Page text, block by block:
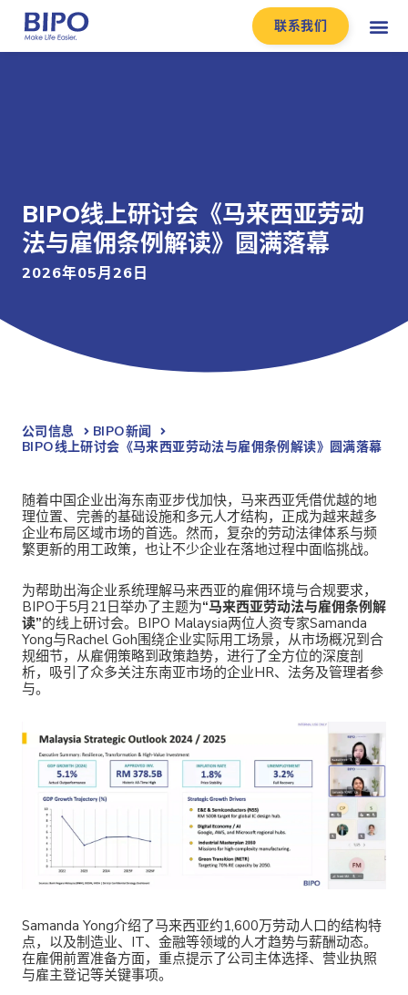
联系我们
BIPO线上研讨会《马来西亚劳动
法与雇佣条例解读》圆满落幕
2026年05月26日
公司信息
BIPO新闻​
BIPO线上研讨会《马来西亚劳动法与雇佣条例解读》圆满落幕
随着中国企业出海东南亚步伐加快，马来西亚凭借优越的地
理位置、完善的基础设施和多元人才结构，正成为越来越多
企业布局区域市场的首选。然而，复杂的劳动法律体系与频
繁更新的用工政策，也让不少企业在落地过程中面临挑战。
为帮助出海企业系统理解马来西亚的雇佣环境与合规要求，
BIPO于5月21日举办了主题为“马来西亚劳动法与雇佣条例解
读”的线上研讨会。BIPO Malaysia两位人资专家Samanda
Yong与Rachel Goh围绕企业实际用工场景，从市场概况到合
规细节，从雇佣策略到政策趋势，进行了全方位的深度剖
析，吸引了众多关注东南亚市场的企业HR、法务及管理者参
与。
Samanda Yong介绍了马来西亚约1,600万劳动人口的结构特
点，以及制造业、IT、金融等领域的人才趋势与薪酬动态。
在雇佣前置准备方面，重点提示了公司主体选择、营业执照
与雇主登记等关键事项。